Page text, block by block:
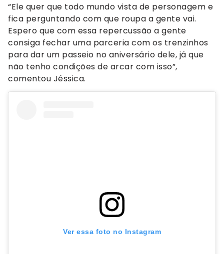
“Ele quer que todo mundo vista de personagem e
fica perguntando com que roupa a gente vai.
Espero que com essa repercussão a gente
consiga fechar uma parceria com os trenzinhos
para dar um passeio no aniversário dele, já que
não tenho condições de arcar com isso”,
comentou Jéssica.
Ver essa foto no Instagram